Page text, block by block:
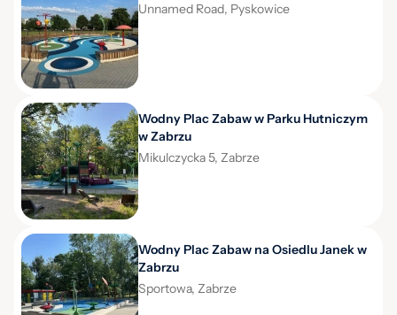
Unnamed Road, Pyskowice
Wodny Plac Zabaw w Parku Hutniczym
w Zabrzu
Mikulczycka 5, Zabrze
Wodny Plac Zabaw na Osiedlu Janek w
Zabrzu
Sportowa, Zabrze